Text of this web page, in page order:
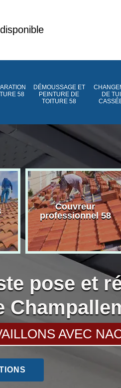
58
DÉMOUSSAGE ET
PEINTURE DE
TOITURE 58
DE
Couvreur
professionnel 58
pose et
AVEC